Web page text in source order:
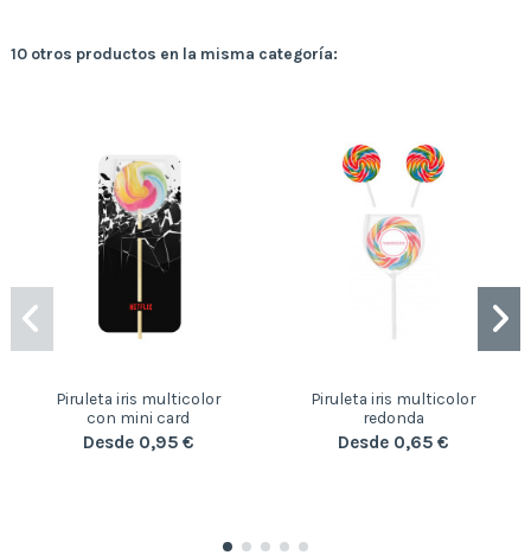
10 otros productos en la misma categoría:
Piruleta iris multicolor
con mini card
Desde 0,95 €
Piruleta iris multicolor
redonda
Desde 0,65 €